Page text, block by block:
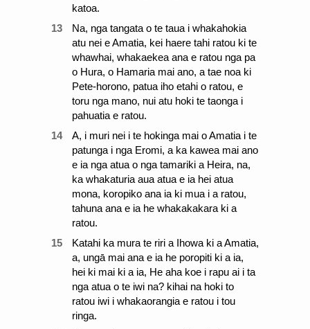
katoa.
13
Na, nga tangata o te taua i whakahokia
atu nei e Amatia, kei haere tahi ratou ki te
whawhai, whakaekea ana e ratou nga pa
o Hura, o Hamaria mai ano, a tae noa ki
Pete-horono, patua iho etahi o ratou, e
toru nga mano, nui atu hoki te taonga i
pahuatia e ratou.
14
A, i muri nei i te hokinga mai o Amatia i te
patunga i nga Eromi, a ka kawea mai ano
e ia nga atua o nga tamariki a Heira, na,
ka whakaturia aua atua e ia hei atua
mona, koropiko ana ia ki mua i a ratou,
tahuna ana e ia he whakakakara ki a
ratou.
15
Katahi ka mura te riri a Ihowa ki a Amatia,
a, ungā mai ana e ia he poropiti ki a ia,
hei ki mai ki a ia, He aha koe i rapu ai i ta
nga atua o te iwi na? kihai na hoki to
ratou iwi i whakaorangia e ratou i tou
ringa.